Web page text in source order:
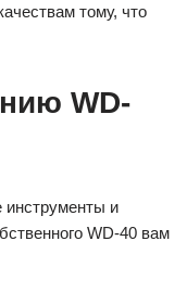
тому, что
WD-
инструменты и
WD-40 вам